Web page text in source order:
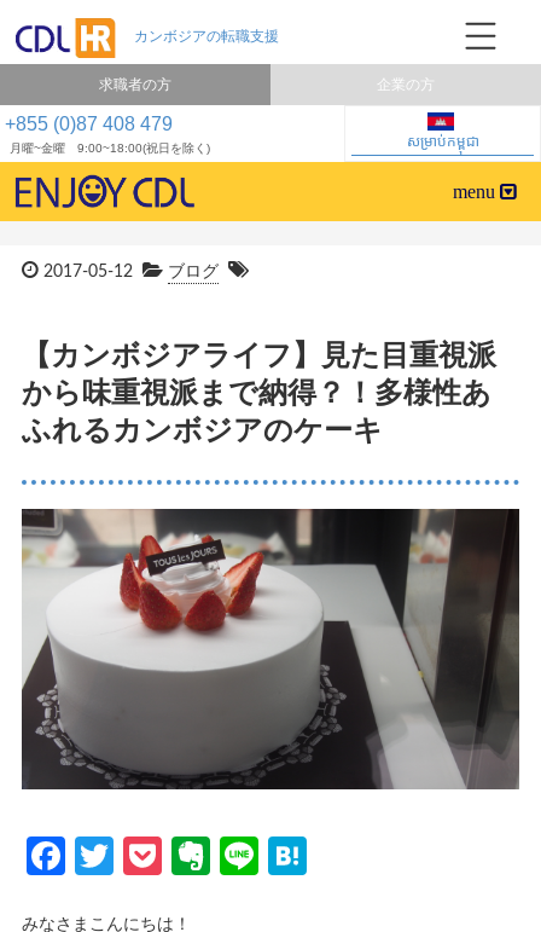
+855 (0)87 408 479
月曜~金曜 9:00~18:00(祝日を除く) សម្រាប់កម្ពុជា
求職者の方 企業の方
2017-05-12 ブログ
【カンボジアライフ】見た目重視派
から味重視派まで納得？！多様性あ
ふれるカンボジアのケーキ
Facebook
Twitter
PocketEvernote
Line
みなさまこんにちは！